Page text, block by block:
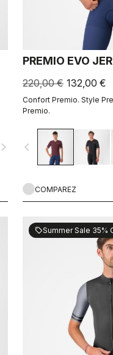
navigate_next
PREMIO EVO
220,00 € 132,00 €
Confort Premio. Style
Premio.
navigate_before
COMPAREZ
sellSummer Sale 35%